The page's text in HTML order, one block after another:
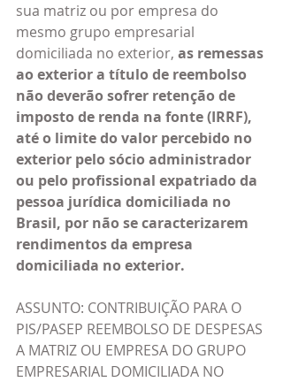
sua matriz ou por empresa do
mesmo grupo empresarial
domiciliada no exterior, as remessas
ao exterior a título de reembolso
não deverão sofrer retenção de
imposto de renda na fonte (IRRF),
até o limite do valor percebido no
exterior pelo sócio administrador
ou pelo profissional expatriado da
pessoa jurídica domiciliada no
Brasil, por não se caracterizarem
rendimentos da empresa
domiciliada no exterior.
ASSUNTO: CONTRIBUIÇÃO PARA O
PIS/PASEP REEMBOLSO DE DESPESAS
A MATRIZ OU EMPRESA DO GRUPO
EMPRESARIAL DOMICILIADA NO